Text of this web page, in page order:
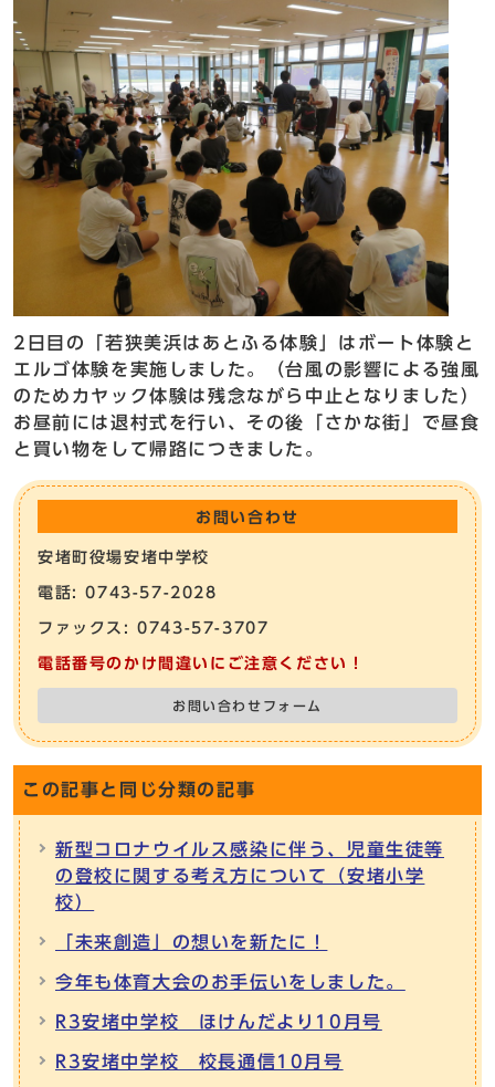
2日目の「若狭美浜はあとふる体験」はボート体験と
エルゴ体験を実施しました。（台風の影響による強風
のためカヤック体験は残念ながら中止となりました）
お昼前には退村式を行い、その後「さかな街」で昼食
と買い物をして帰路につきました。
お問い合わせ
安堵町役場安堵中学校
電話: 0743-57-2028
ファックス: 0743-57-3707
電話番号のかけ間違いにご注意ください！
お問い合わせフォーム
この記事と同じ分類の記事
新型コロナウイルス感染に伴う、児童生徒等
の登校に関する考え方について（安堵小学
校）
「未来創造」の想いを新たに！
今年も体育大会のお手伝いをしました。
R3安堵中学校 ほけんだより10月号
R3安堵中学校 校長通信10月号